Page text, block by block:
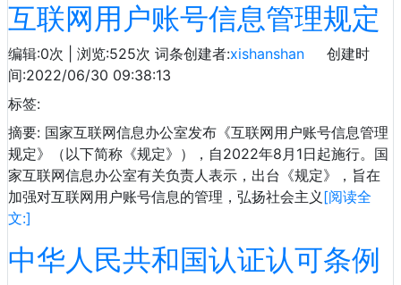
互联网用户账号信息管理规定
编辑:0次 | 浏览:525次 词条创建者:xishanshan 创建时
间:2022/06/30 09:38:13
标签:
摘要: 国家互联网信息办公室发布《互联网用户账号信息管理
规定》（以下简称《规定》），自2022年8月1日起施行。国
家互联网信息办公室有关负责人表示，出台《规定》，旨在
加强对互联网用户账号信息的管理，弘扬社会主义 [阅读全
文:]
中华人民共和国认证认可条例